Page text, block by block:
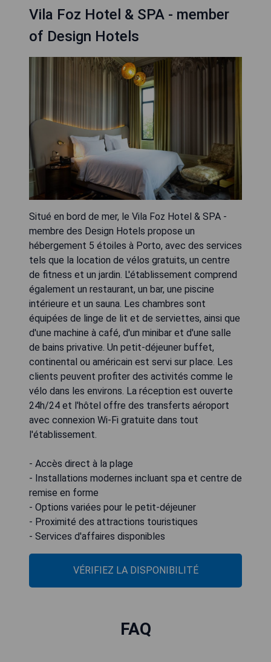
Vila Foz Hotel & SPA - member
of Design Hotels
Situé en bord de mer, le Vila Foz Hotel & SPA -
membre des Design Hotels propose un
hébergement 5 étoiles à Porto, avec des services
tels que la location de vélos gratuits, un centre
de fitness et un jardin. L'établissement comprend
également un restaurant, un bar, une piscine
intérieure et un sauna. Les chambres sont
équipées de linge de lit et de serviettes, ainsi que
d'une machine à café, d'un minibar et d'une salle
de bains privative. Un petit-déjeuner buffet,
continental ou américain est servi sur place. Les
clients peuvent profiter des activités comme le
vélo dans les environs. La réception est ouverte
24h/24 et l'hôtel offre des transferts aéroport
avec connexion Wi-Fi gratuite dans tout
l'établissement.
- Accès direct à la plage
- Installations modernes incluant spa et centre de
remise en forme
- Options variées pour le petit-déjeuner
- Proximité des attractions touristiques
- Services d'affaires disponibles
VÉRIFIEZ LA DISPONIBILITÉ
FAQ